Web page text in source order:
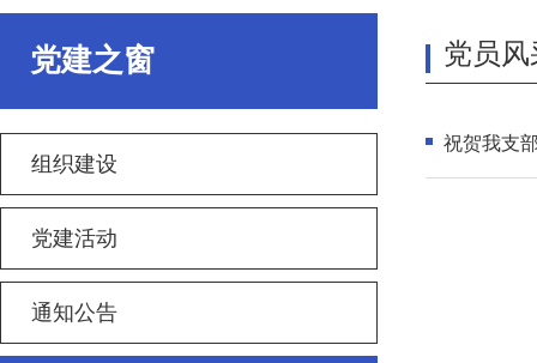
党建之窗
组织建设
党建活动
通知公告
党员风
祝贺我支